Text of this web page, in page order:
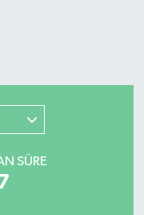
SÜRE